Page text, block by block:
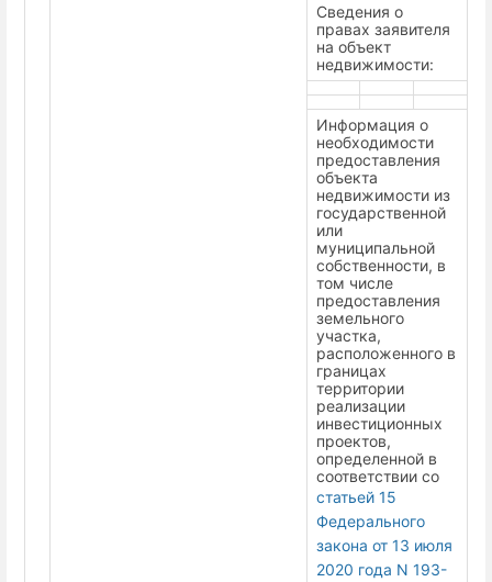
Сведения о
правах заявителя
на объект
недвижимости:
Информация о
необходимости
предоставления
объекта
недвижимости из
государственной
или
муниципальной
собственности, в
том числе
предоставления
земельного
участка,
расположенного в
границах
территории
реализации
инвестиционных
проектов,
определенной в
соответствии со
статьей 15
Федерального
закона от 13 июля
2020 года N 193-